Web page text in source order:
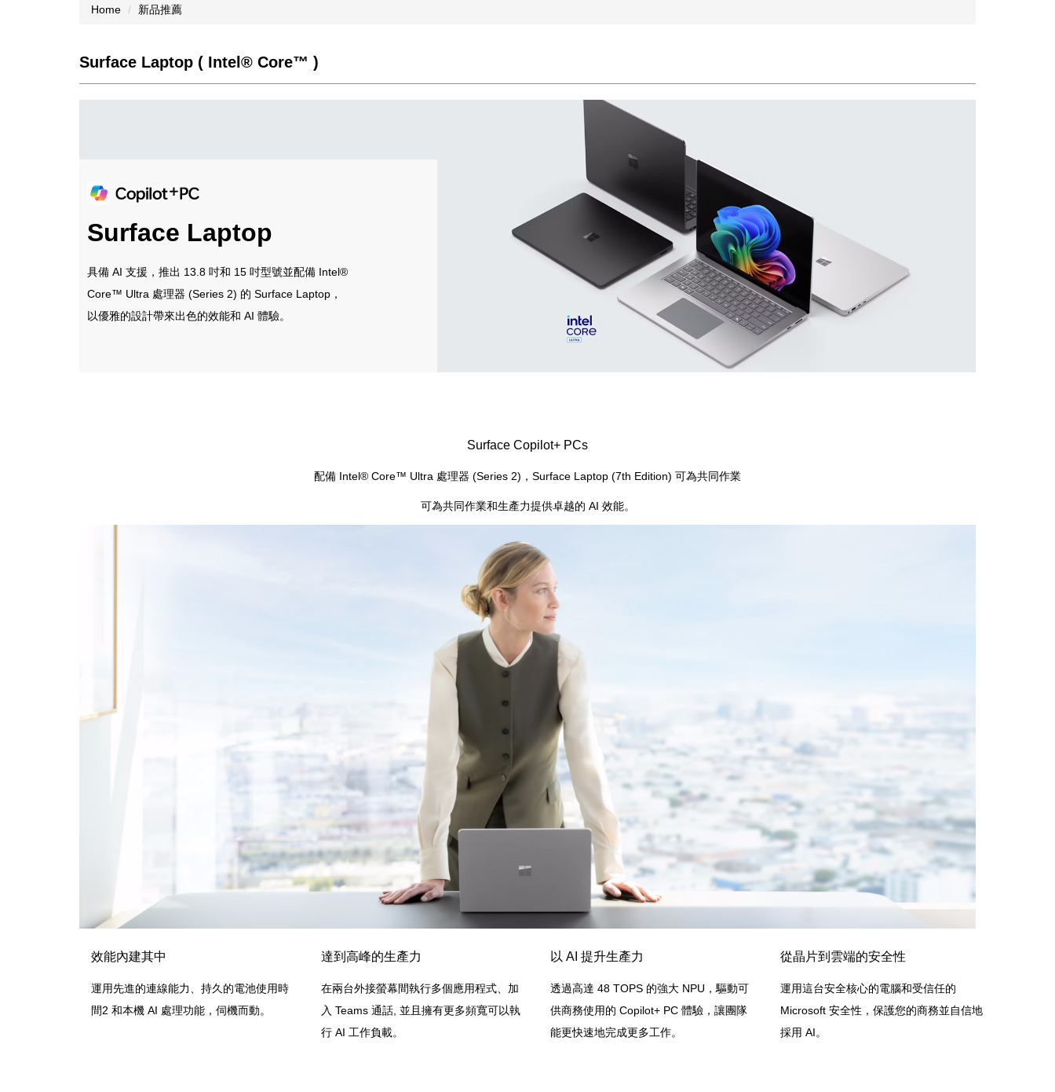
Home 新品推薦
Surface Laptop ( Intel® Core™ )
Surface Laptop
具備 AI 支援，推出 13.8 吋和 15 吋型號並配備 Intel®
Core™ Ultra 處理器 (Series 2) 的 Surface Laptop，
以優雅的設計帶來出色的效能和 AI 體驗。
Surface Copilot+ PCs
配備 Intel® Core™ Ultra 處理器 (Series 2)，Surface Laptop (7th Edition) 可為共同作業
可為共同作業和生產力提供卓越的 AI 效能。
效能內建其中
運用先進的連線能力、持久的電池使用時
間2 和本機 AI 處理功能，伺機而動。
達到高峰的生產力
在兩台外接螢幕間執行多個應用程式、加
入 Teams 通話, 並且擁有更多頻寬可以執
行 AI 工作負載。
以 AI 提升生產力
透過高達 48 TOPS 的強大 NPU，驅動可
供商務使用的 Copilot+ PC 體驗，讓團隊
能更快速地完成更多工作。
從晶片到雲端的安全性
運用這台安全核心的電腦和受信任的
Microsoft 安全性，保護您的商務並自信地
採用 AI。